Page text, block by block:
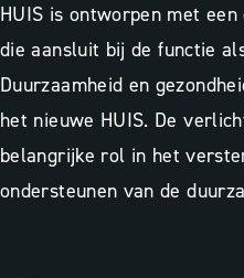
HUIS is ontworpen met
die aansluit bij de functie
Duurzaamheid en
het nieuwe HUIS. De
belangrijke rol in het
ondersteunen van de